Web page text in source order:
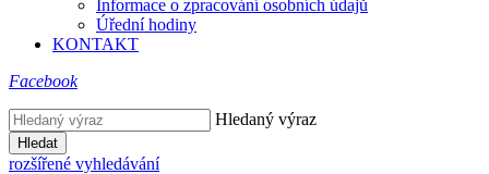
Informace o zpracování osobních údajů
Úřední hodiny
KONTAKT
Facebook
Hledaný výraz
Hledat
rozšířené vyhledávání